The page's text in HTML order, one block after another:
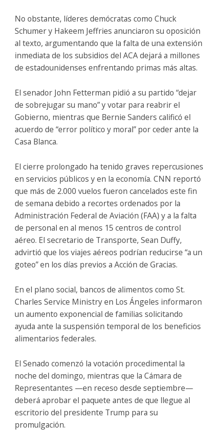
No obstante, líderes demócratas como Chuck
Schumer y Hakeem Jeffries anunciaron su oposición
al texto, argumentando que la falta de una extensión
inmediata de los subsidios del ACA dejará a millones
de estadounidenses enfrentando primas más altas.
El senador John Fetterman pidió a su partido “dejar
de sobrejugar su mano” y votar para reabrir el
Gobierno, mientras que Bernie Sanders calificó el
acuerdo de “error político y moral” por ceder ante la
Casa Blanca.
El cierre prolongado ha tenido graves repercusiones
en servicios públicos y en la economía. CNN reportó
que más de 2.000 vuelos fueron cancelados este fin
de semana debido a recortes ordenados por la
Administración Federal de Aviación (FAA) y a la falta
de personal en al menos 15 centros de control
aéreo. El secretario de Transporte, Sean Duffy,
advirtió que los viajes aéreos podrían reducirse “a un
goteo” en los días previos a Acción de Gracias.
En el plano social, bancos de alimentos como St.
Charles Service Ministry en Los Ángeles informaron
un aumento exponencial de familias solicitando
ayuda ante la suspensión temporal de los beneficios
alimentarios federales.
El Senado comenzó la votación procedimental la
noche del domingo, mientras que la Cámara de
Representantes —en receso desde septiembre—
deberá aprobar el paquete antes de que llegue al
escritorio del presidente Trump para su
promulgación.